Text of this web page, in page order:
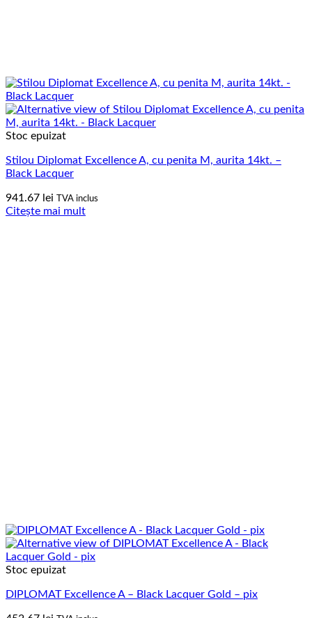
Stoc epuizat
Stilou Diplomat Excellence A, cu penita M, aurita 14kt. –
Black Lacquer
941.67 lei TVA inclus
Citește mai mult
Stoc epuizat
DIPLOMAT Excellence A – Black Lacquer Gold – pix